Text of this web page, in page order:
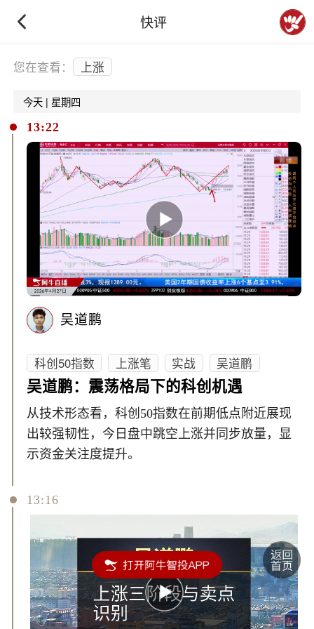
快评
下拉刷新
您在查看： 上涨
今天 | 星期四
13:22
吴道鹏
科创50指数 上涨笔 实战
吴道鹏
吴道鹏：震荡格局下的科创机遇
从技术形态看，科创50指数在前期低点附近展现
出较强韧性，今日盘中跳空上涨并同步放量，显
示资金关注度提升。
13:16